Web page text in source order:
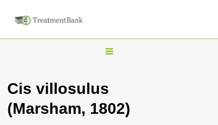
T
g
l
Cis villosulus
(Marsham, 1802)